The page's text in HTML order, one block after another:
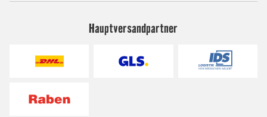
Hauptversandpartner